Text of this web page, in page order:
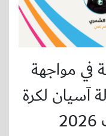
في مواجهة
آسيان لكرة